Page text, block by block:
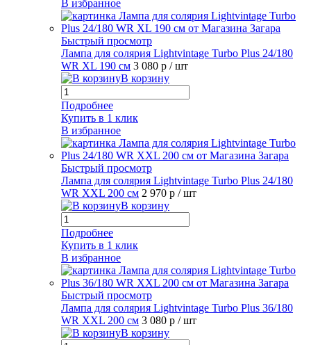
В избранное
Быстрый просмотр
Лампа для солярия Lightvintage Turbo Plus 24/180
WR XL 190 см 3 080 р / шт
В корзину
Подробнее
Купить в 1 клик
В избранное
Быстрый просмотр
Лампа для солярия Lightvintage Turbo Plus 24/180
WR XXL 200 см 2 970 р / шт
В корзину
Подробнее
Купить в 1 клик
В избранное
Быстрый просмотр
Лампа для солярия Lightvintage Turbo Plus 36/180
WR XXL 200 см 3 080 р / шт
В корзину